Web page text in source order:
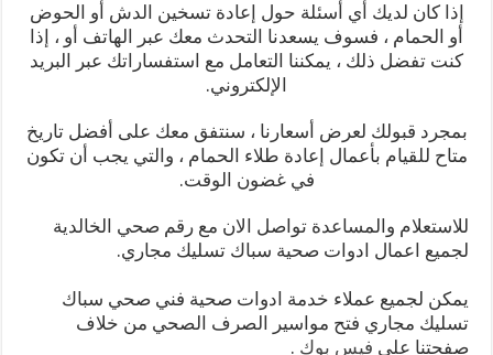
إذا كان لديك أي أسئلة حول إعادة تسخين الدش أو الحوض
أو الحمام ، فسوف يسعدنا التحدث معك عبر الهاتف أو ، إذا
كنت تفضل ذلك ، يمكننا التعامل مع استفساراتك عبر البريد
الإلكتروني.
بمجرد قبولك لعرض أسعارنا ، سنتفق معك على أفضل تاريخ
متاح للقيام بأعمال إعادة طلاء الحمام ، والتي يجب أن تكون
في غضون الوقت.
للاستعلام والمساعدة تواصل الان مع رقم صحي الخالدية
لجميع اعمال ادوات صحية سباك تسليك مجاري.
يمكن لجميع عملاء خدمة ادوات صحية فني صحي سباك
تسليك مجاري فتح مواسير الصرف الصحي من خلاف
صفحتنا على فيس بوك .